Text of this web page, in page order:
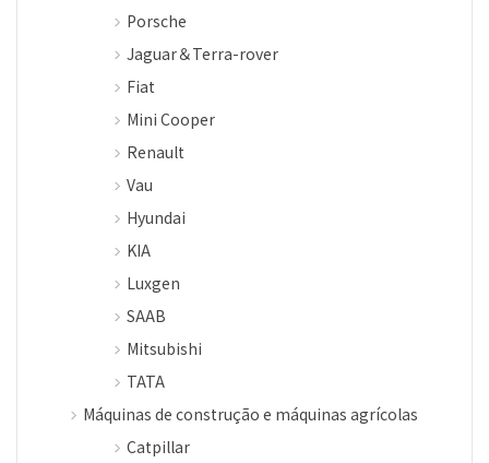
Porsche
Jaguar＆Terra-rover
Fiat
Mini Cooper
Renault
Vau
Hyundai
KIA
Luxgen
SAAB
Mitsubishi
TATA
Máquinas de construção e máquinas agrícolas
Catpillar